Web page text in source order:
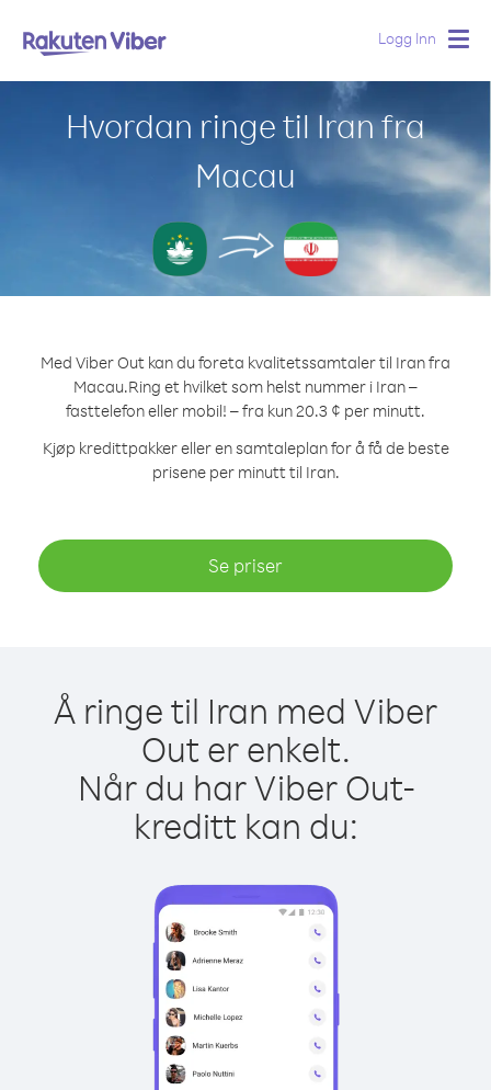
Logg Inn
Hvordan ringe til Iran fra
Macau
Med Viber Out kan du foreta kvalitetssamtaler til Iran fra
Macau.Ring et hvilket som helst nummer i Iran –
fasttelefon eller mobil! – fra kun 20.3 ¢ per minutt.
Kjøp kredittpakker eller en samtaleplan for å få de beste
prisene per minutt til Iran.
Se priser
Å ringe til Iran med Viber
Out er enkelt.
Når du har Viber Out-
kreditt kan du: